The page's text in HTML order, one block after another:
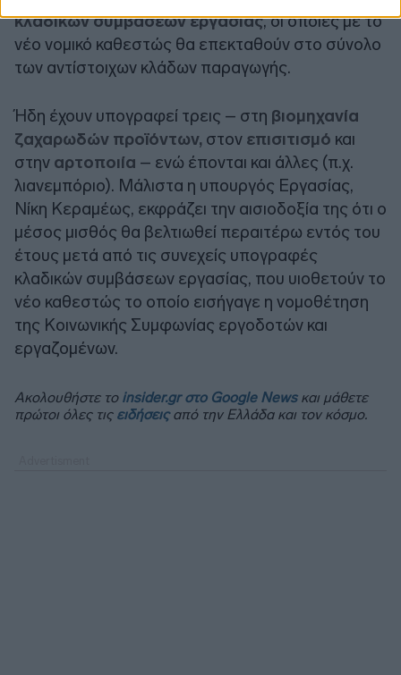
κλαδικών συμβάσεων εργασίας, οι οποίες με το
νέο νομικό καθεστώς θα επεκταθούν στο σύνολο
των αντίστοιχων κλάδων παραγωγής.
Ήδη έχουν υπογραφεί τρεις – στη βιομηχανία
ζαχαρωδών προϊόντων, στον επισιτισμό και
στην αρτοποιία – ενώ έπονται και άλλες (π.χ.
λιανεμπόριο). Μάλιστα η υπουργός Εργασίας,
Νίκη Κεραμέως, εκφράζει την αισιοδοξία της ότι ο
μέσος μισθός θα βελτιωθεί περαιτέρω εντός του
έτους μετά από τις συνεχείς υπογραφές
κλαδικών συμβάσεων εργασίας, που υιοθετούν το
νέο καθεστώς το οποίο εισήγαγε η νομοθέτηση
της Κοινωνικής Συμφωνίας εργοδοτών και
εργαζομένων.
Ακολουθήστε το insider.gr στο Google Newsκαι μάθετε
πρώτοι όλες τις ειδήσειςαπό την Ελλάδα και τον κόσμο.